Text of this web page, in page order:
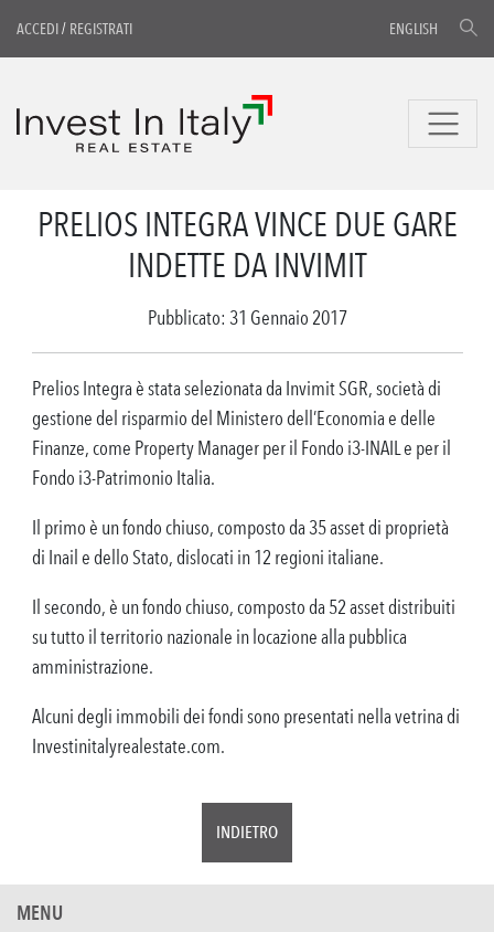
ACCEDI/ REGISTRATI ENGLISH
PRELIOS INTEGRA VINCE DUE GARE
INDETTE DA INVIMIT
Pubblicato: 31 Gennaio 2017
Prelios Integra è stata selezionata da Invimit SGR, società di
gestione del risparmio del Ministero dell’Economia e delle
Finanze, come Property Manager per il Fondo i3-INAIL e per il
Fondo i3-Patrimonio Italia.
Il primo è un fondo chiuso, composto da 35 asset di proprietà
di Inail e dello Stato, dislocati in 12 regioni italiane.
Il secondo, è un fondo chiuso, composto da 52 asset distribuiti
su tutto il territorio nazionale in locazione alla pubblica
amministrazione.
Alcuni degli immobili dei fondi sono presentati nella vetrina di
Investinitalyrealestate.com.
INDIETRO
MENU